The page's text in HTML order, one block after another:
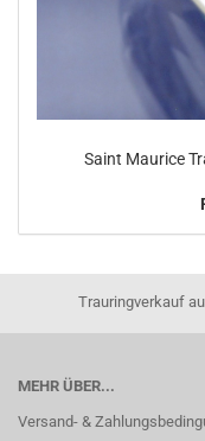
Saint Maurice
Trauringverkauf aus
MEHR ÜBER...
Versand- &